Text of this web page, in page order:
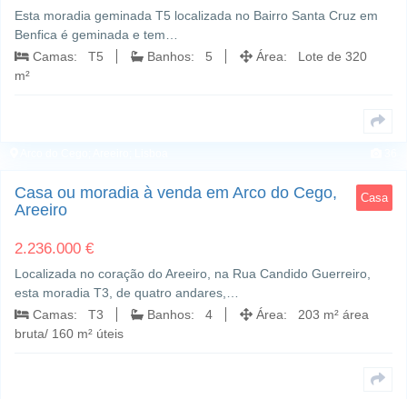
Esta moradia geminada T5 localizada no Bairro Santa Cruz em
Benfica é geminada e tem…
Camas: T5
Banhos: 5
Área: Lote de 320
m²
Casa
Casa ou moradia à venda em Arco do Cego,
Areeiro
2.236.000 €
Localizada no coração do Areeiro, na Rua Candido Guerreiro,
esta moradia T3, de quatro andares,…
Camas: T3
Banhos: 4
Área: 203 m² área
bruta/ 160 m² úteis